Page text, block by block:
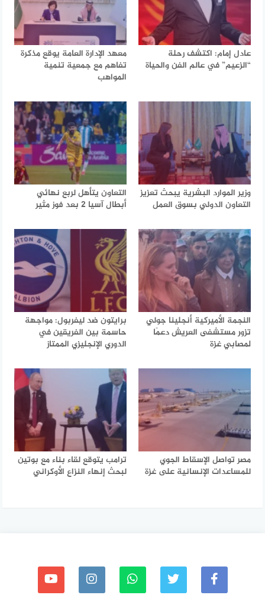
عادل إمام: اكتشف رحلة
“الزعيم” في عالم الفن والحياة
معهد الإدارة العامة يوقع مذكرة
تفاهم مع جمعية تنمية
المواهب
وزير الموارد البشرية يبحث تعزيز
التعاون الدولي بسوق العمل
التعاون يتأهل لربع نهائي
أبطال آسيا 2 بعد فوز مثير
النجمة الأميركية أنجلينا جولي
تزور مستشفى العريش دعمًا
لمصابي غزة
برايتون ضد ليفربول: مواجهة
حاسمة بين الفريقين في
الدوري الإنجليزي الممتاز
مصر تواصل الإسقاط الجوي
للمساعدات الإنسانية على غزة
ترامب يتوقع لقاء بناء مع بوتين
لبحث إنهاء النزاع الأوكراني